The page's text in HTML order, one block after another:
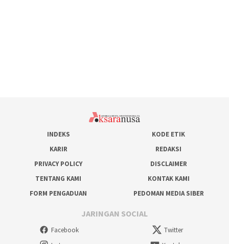
INDEKS
KODE ETIK
KARIR
REDAKSI
PRIVACY POLICY
DISCLAIMER
TENTANG KAMI
KONTAK KAMI
FORM PENGADUAN
PEDOMAN MEDIA SIBER
JARINGAN SOCIAL
Facebook
Twitter